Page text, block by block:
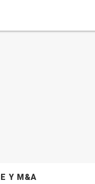
Y M&A